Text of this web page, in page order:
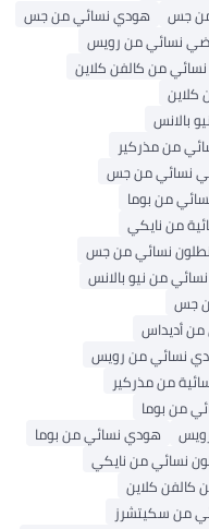
من جس
هودي نسائي من جس
نسائي من رويس
من كالفن كلاين
كلاين
بالانس
من مذركير
نسائي من جس
من بوما
من نايكي
نسائي من جس
من نيو بالانس
جس
أديداس
نسائي من رويس
من مذركير
من بوما
هودي نسائي من بوما
نسائي من نايكي
كالفن كلاين
من سكيتشرز